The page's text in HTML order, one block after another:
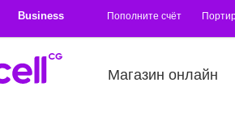
Business Пополните счёт
Магазин онлайн